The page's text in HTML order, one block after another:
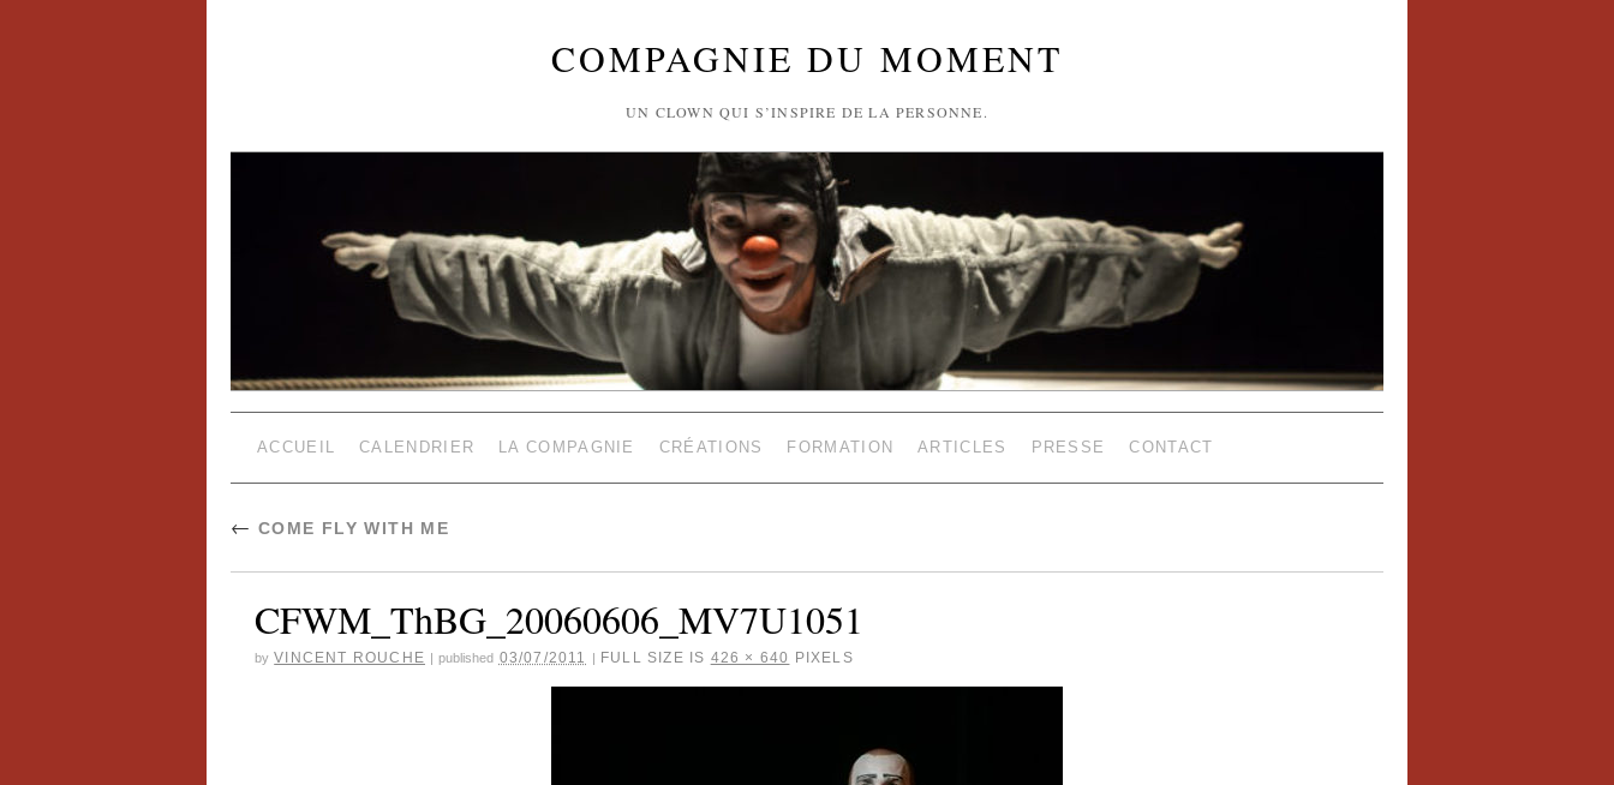
COMPAGNIE DU MOMENT
UN CLOWN QUI S’INSPIRE DE LA PERSONNE.
ACCUEIL CALENDRIER LA COMPAGNIE CRÉATIONS FORMATION ARTICLES PRESSE CONTACT
← COME FLY WITH ME
CFWM_ThBG_20060606_MV7U1051
by VINCENT ROUCHE | published 03/07/2011 | FULL SIZE IS 426 × 640 PIXELS